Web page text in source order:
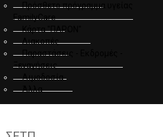
Πρόσθετο πρόγραμμα υγείας
FamilyCare
Κάρτα "ΠΑΡΟΝ"
Διακοπές
Παραστάσεις - Εκδρομές -
Ξεναγήσεις
Αιμοδοσία
Άλλα